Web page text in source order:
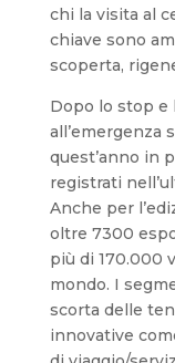
chi la visita al
chiave sono
scoperta,
Dopo lo stop e
all’emergenza
quest’anno in
registrati
Anche per
oltre 7300
più di 170.000
mondo. I
scorta delle
innovative